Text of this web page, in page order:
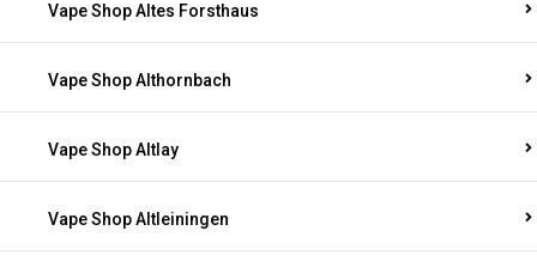
Vape Shop Altes Forsthaus
Vape Shop Althornbach
Vape Shop Altlay
Vape Shop Altleiningen